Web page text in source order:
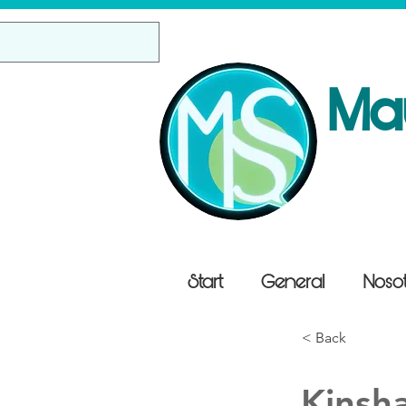
< Back
Start General